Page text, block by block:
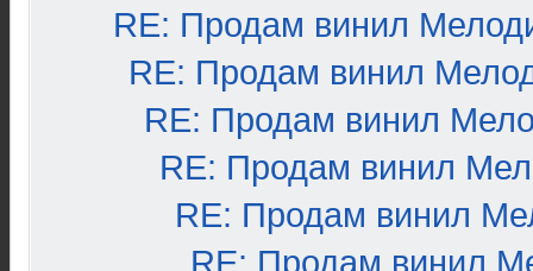
RE: Продам винил
RE: Продам винил
RE: Продам винил
RE: Продам винил
RE: Продам винил
RE: Продам винил